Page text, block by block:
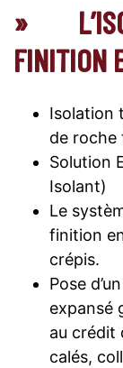
»
FINITION
Isolation
de roche
Solution
Isolant)
Le
finition
crépis.
Pose
expansé
au crédit
calés,